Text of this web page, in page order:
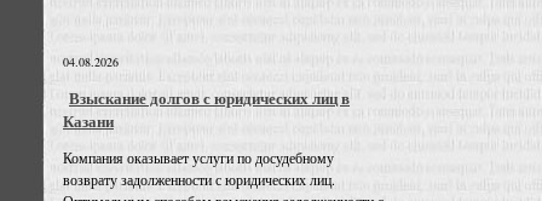
04.08.2026
Взыскание долгов с юридических лиц в
Казани
Компания оказывает услуги по досудебному
возврату задолженности с юридических лиц.